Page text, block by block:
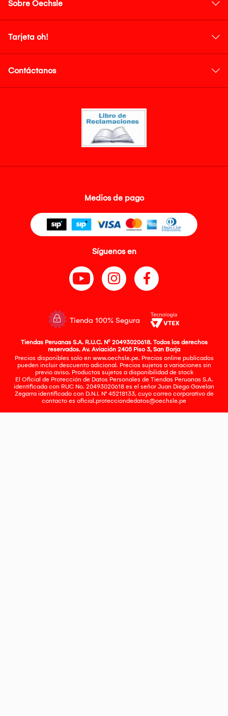
Sobre Oechsle
Tarjeta oh!
Contáctanos
Medios de pago
Síguenos en
Tienda 100% Segura
Tiendas Peruanas S.A. R.U.C. Nº 20493020618. Todos los derechos
reservados. Av. Aviación 2405 Piso 3, San Borja
Precios disponibles solo en www.oechsle.pe. Precios online publicados
pueden incluir descuento adicional. Precios sujetos a variaciones sin
previo aviso. Productos sujetos a disponibilidad de stock
El Oficial de Protección de Datos Personales de Tiendas Peruanas S.A.
identificada con RUC No. 20493020618 es el señor Juan Diego Gavelan
Zegarra identificado con D.N.I. N° 45218133, cuyo correo corporativo de
contacto es oficial.protecciondedatos@oechsle.pe